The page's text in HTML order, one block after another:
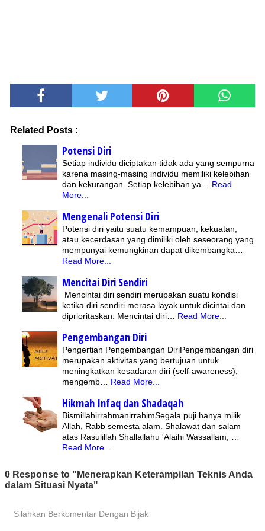
Related Posts :
Potensi Diri
Setiap individu diciptakan tidak ada yang sempurna
karena masing-masing individu memiliki kelebihan
dan kekurangan. Setiap kelebihan ya… Read
More...
Mengenali Potensi Diri
Potensi diri yaitu suatu kemampuan, kekuatan,
atau kecerdasan yang dimiliki oleh seseorang yang
mempunyai kemungkinan dapat dikembangka…
Read More...
Mencitai Diri Sendiri
Mencintai diri sendiri merupakan suatu kondisi
ketika diri sendiri merasa layak untuk dicintai dan
diprioritaskan. Mencintai diri… Read More...
Pengembangan Diri
Pengertian Pengembangan DiriPengembangan diri
merupakan aktivitas yang bertujuan untuk
meningkatkan kesadaran diri (self-awareness),
mengemb… Read More...
Hikmah Infaq dan Shadaqah
BismillahirrahmanirrahimSegala puji hanya milik
Allah, Rabb semesta alam. Shalawat dan salam
atas Rasulillah Shallallahu 'Alaihi Wassallam, …
Read More...
0 Response to "Menerapkan Keterampilan Teknis Anda
dalam Situasi Nyata"
Silahkan Berkomentar Dengan Bijak